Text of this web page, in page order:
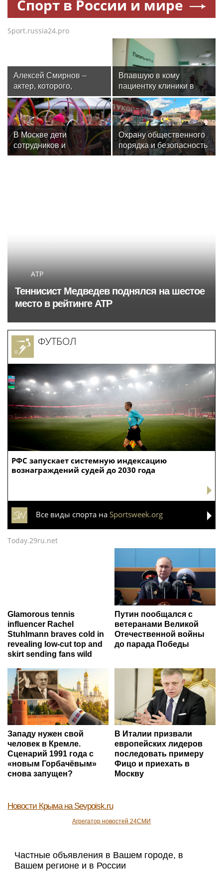
Спорт в России и мире
Sport.russia24.pro
Алексей Смирнов –
актер, которого,
надеюсь, еще не
забыли
Впавшую в кому
пациентку клиники в
Москве спасли, ей
оказалась чемпионка
мира
В Москве дети
сотрудников и
военнослужащих
Охрану общественного
порядка и безопасность
на футбольном матче в
ATP
Теннисист Медведев поднялся на шестое
место в рейтинге ATP
РФС запускает системную индексацию
вознаграждений судей до 2030 года
ФУТБОЛ
Все виды спорта на Sportsweek.org
Today.29ru.net
Glamorous tennis
influencer Rachel
Stuhlmann braves cold in
revealing low-cut top and
skirt sending fans wild
Путин пообщался с
ветеранами Великой
Отечественной войны
до парада Победы
Западу нужен свой
человек в Кремле.
Сценарий 1991 года с
«новым Горбачёвым»
снова запущен?
В Италии призвали
европейских лидеров
последовать примеру
Фицо и приехать в
Москву
Новости Крыма на Sevpoisk.ru
Агрегатор новостей 24СМИ
Частные объявления в Вашем городе, в
Вашем регионе и в России